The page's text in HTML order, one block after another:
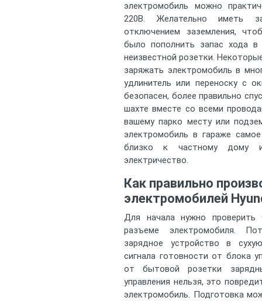
электромобиль можно
220В. Желательно иметь
отключением заземления,
было пополнить запас хода в
неизвестной розетки.
заряжать электромобиль в
удлинитель или переноску с
безопасен, более правильно
шахте вместе со всеми
вашему парко месту или
электромобиль в гараже
близко к частному дому
электричество.
Как правильно
электромобилей
Для начала нужно
разъеме электромобиля.
зарядное устройство в
сигнала готовности от блока
от бытовой розетки
управления нельзя, это
электромобиль. Подготовка